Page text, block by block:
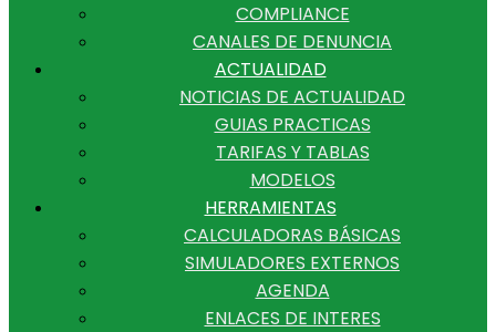
COMPLIANCE
CANALES DE DENUNCIA
ACTUALIDAD
NOTICIAS DE ACTUALIDAD
GUIAS PRACTICAS
TARIFAS Y TABLAS
MODELOS
HERRAMIENTAS
CALCULADORAS BÁSICAS
SIMULADORES EXTERNOS
AGENDA
ENLACES DE INTERES